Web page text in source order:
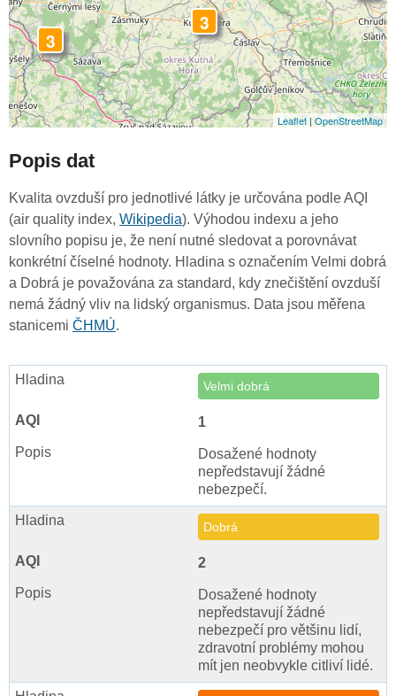
3
3
Leaflet | OpenStreetMap
Popis dat
Kvalita ovzduší pro jednotlivé látky je určována podle AQI
(air quality index, Wikipedia). Výhodou indexu a jeho
slovního popisu je, že není nutné sledovat a porovnávat
konkrétní číselné hodnoty. Hladina s označením Velmi dobrá
a Dobrá je považována za standard, kdy znečištění ovzduší
nemá žádný vliv na lidský organismus. Data jsou měřena
stanicemi ČHMÚ.
Velmi dobrá
1
Dosažené hodnoty
nepředstavují žádné
nebezpečí.
Dobrá
2
Dosažené hodnoty
nepředstavují žádné
nebezpečí pro většinu lidí,
zdravotní problémy mohou
mít jen neobvykle citliví lidé.